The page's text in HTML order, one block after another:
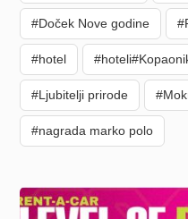
#Doček Nove godine
#hotel
#Ljubitelji prirode
#nagrada marko polo